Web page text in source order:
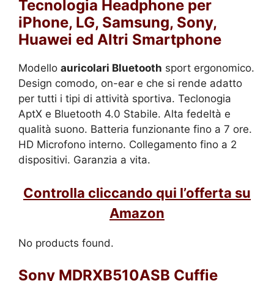
Tecnologia Headphone per
iPhone, LG, Samsung, Sony,
Huawei ed Altri Smartphone
Modello auricolari Bluetooth sport ergonomico.
Design comodo, on-ear e che si rende adatto
per tutti i tipi di attività sportiva. Teclonogia
AptX e Bluetooth 4.0 Stabile. Alta fedeltà e
qualità suono. Batteria funzionante fino a 7 ore.
HD Microfono interno. Collegamento fino a 2
dispositivi. Garanzia a vita.
Controlla cliccando qui l’offerta su
Amazon
No products found.
Sony MDRXB510ASB Cuffie